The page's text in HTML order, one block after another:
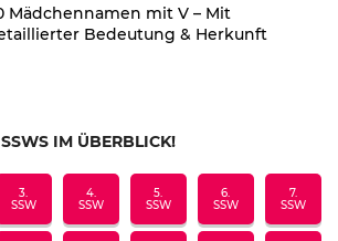
Mädchennamen mit V – Mit
Bedeutung & Herkunft
IM ÜBERBLICK!
3.
SSW
4.
SSW
5.
SSW
6.
SSW
7.
SSW